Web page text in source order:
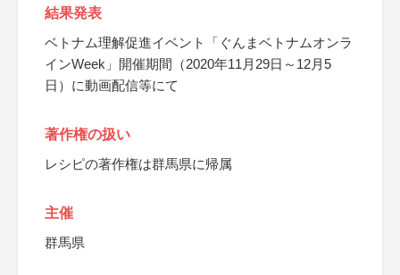
結果発表
ベトナム理解促進イベント「ぐんまベトナムオンラ
インWeek」開催期間（2020年11月29日～12月5
日）に動画配信等にて
著作権の扱い
レシピの著作権は群馬県に帰属
主催
群馬県